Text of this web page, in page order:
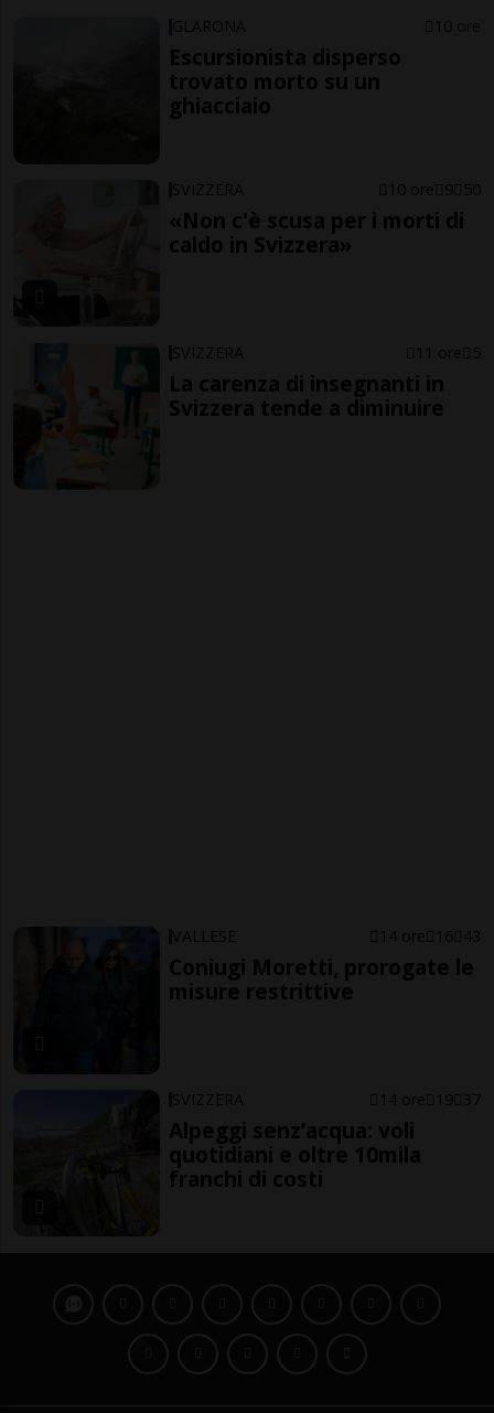
GLARONA 10 ore
Escursionista disperso
trovato morto su un
ghiacciaio
SVIZZERA 10 ore 9 50
«Non c'è scusa per i morti di
caldo in Svizzera»
SVIZZERA 11 ore 5
La carenza di insegnanti in
Svizzera tende a diminuire
VALLESE 14 ore 16 43
Coniugi Moretti, prorogate le
misure restrittive
SVIZZERA 14 ore 19 37
Alpeggi senz’acqua: voli
quotidiani e oltre 10mila
franchi di costi